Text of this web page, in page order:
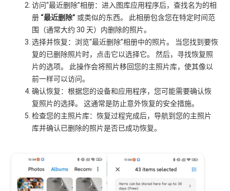
访问“最近删除”相册：进入图库应用程序后，查找名为的相
册 “最近删除” 或类似的东西。 此相册包含您在特定时间范
围（通常大约 30 天）内删除的照片。
选择并恢复：浏览“最近删除”相册中的照片。 当您找到要恢
复的已删除照片时，点击它以选择它。 然后，寻找恢复照
片的选项。 此操作会将照片移回您的主照片库，使其像以
前一样可以访问。
确认恢复：根据您的设备和应用程序，您可能需要确认恢
复照片的选择。 这通常是防止意外恢复的安全措施。
检查您的主照片库：恢复过程完成后，导航到您的主照片
库并确认已删除的照片是否已成功恢复。